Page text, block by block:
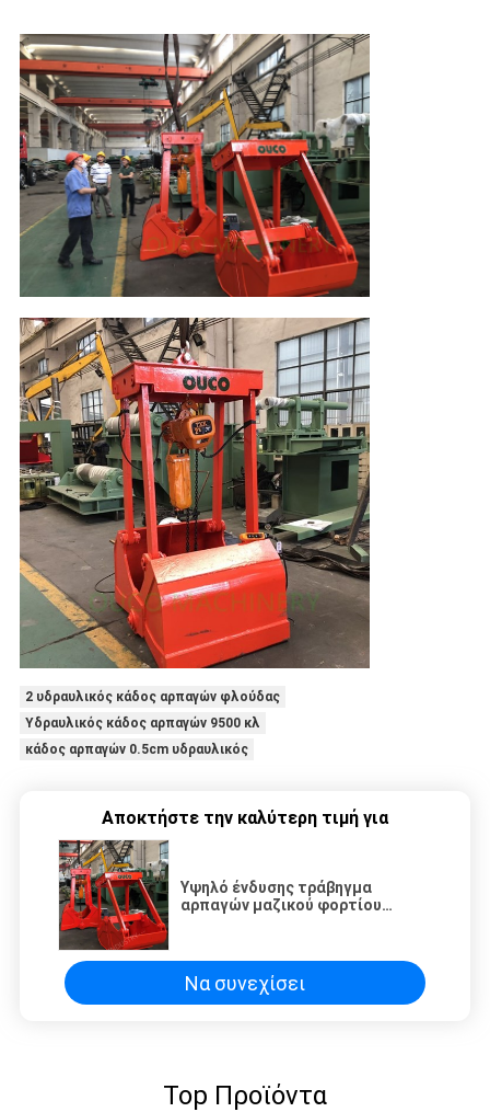
2 υδραυλικός κάδος αρπαγών φλούδας
Υδραυλικός κάδος αρπαγών 9500 κλ
κάδος αρπαγών 0.5cm υδραυλικός
Αποκτήστε την καλύτερη τιμή για
Υψηλό ένδυσης τράβηγμα
αρπαγών μαζικού φορτίου
Να συνεχίσει
Top Προϊόντα